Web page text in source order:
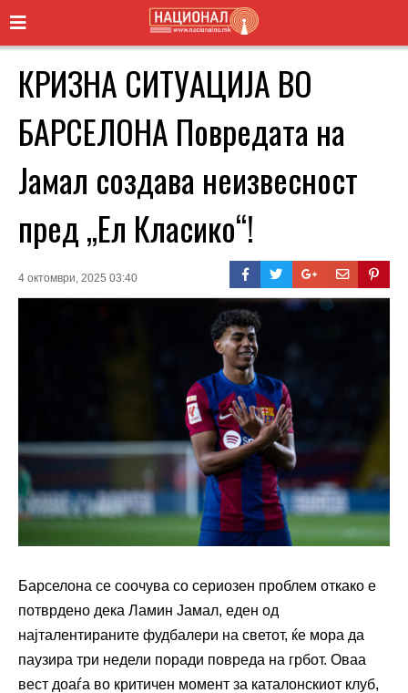
КРИЗНА СИТУАЦИЈА ВО
БАРСЕЛОНА Повредата на
Јамал создава неизвесност
пред „Ел Класико“!
4 октомври, 2025 03:40
Барселона се соочува со сериозен проблем откако е
потврдено дека Ламин Јамал, еден од
најталентираните фудбалери на светот, ќе мора да
паузира три недели поради повреда на грбот. Оваа
вест доаѓа во критичен момент за каталонскиот клуб,